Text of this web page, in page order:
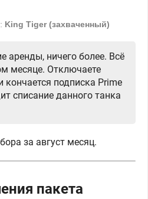
King Tiger (захваченный)
аренды, ничего более. Всё
месяце. Отключаете
кончается подписка Prime
списание данного танка
за август месяц.
пакета